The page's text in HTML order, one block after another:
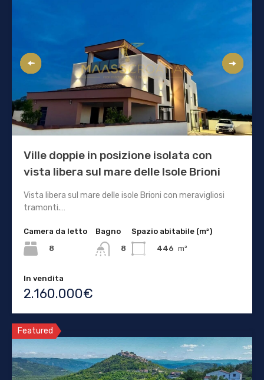
Ville doppie in posizione isolata con
vista libera sul mare delle Isole Brioni
Vista libera sul mare delle isole Brioni con meravigliosi
tramonti.…
Camera da letto
8
Bagno
8
Spazio abitabile (m²)
446 m²
In vendita
2.160.000€
Featured